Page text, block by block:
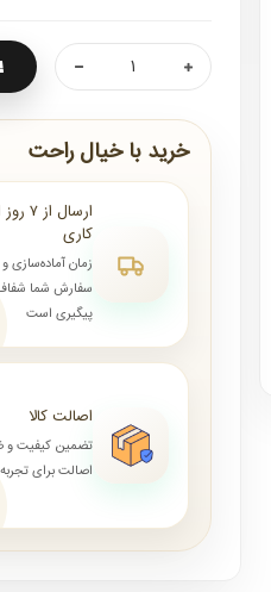
خرید با خیال راحت
کاری
زمان آماده‌سازی
سفارش شما
پیگیری است
اصالت کالا
تضمین کیفیت و
اصالت برای